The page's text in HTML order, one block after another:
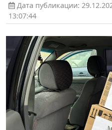
Дата публикации:
13:07:44